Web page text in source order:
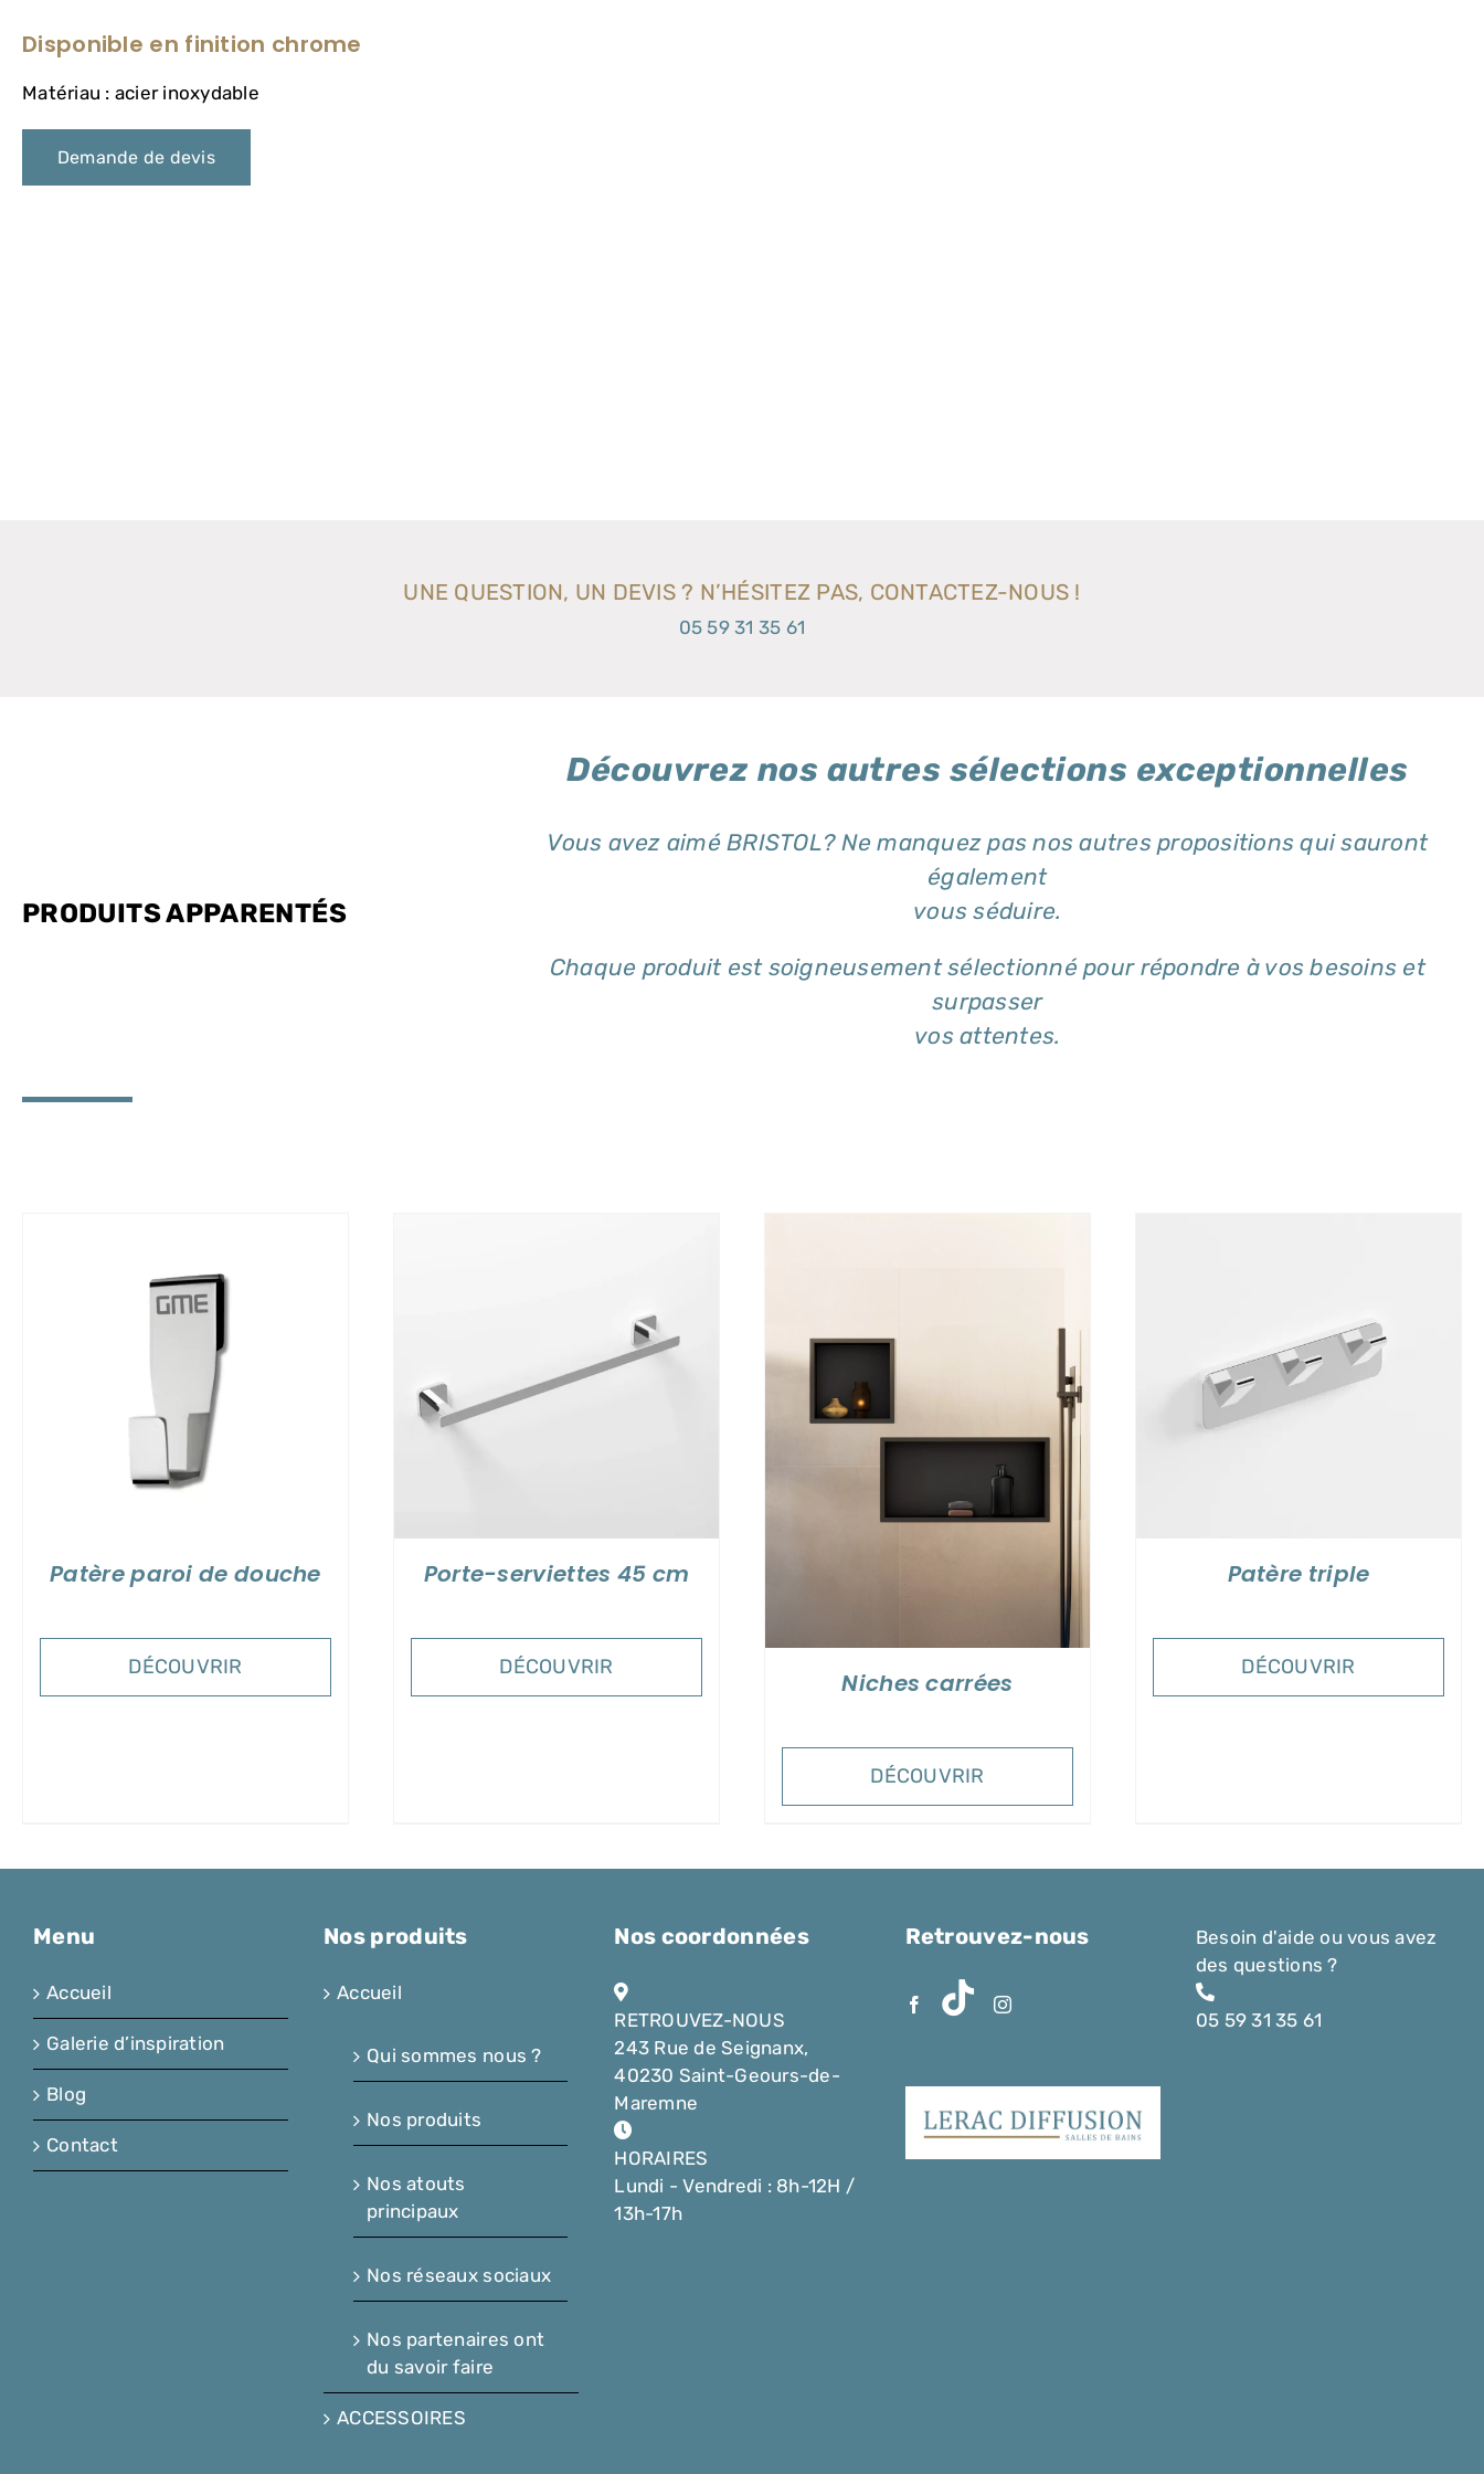
Disponible en finition chrome
Matériau : acier inoxydable
Demande de devis
UNE QUESTION, UN DEVIS ? N’HÉSITEZ PAS, CONTACTEZ-NOUS !
05 59 31 35 61
Découvrez nos autres sélections exceptionnelles
Vous avez aimé BRISTOL? Ne manquez pas nos autres propositions qui sauront
également
vous séduire.
Chaque produit est soigneusement sélectionné pour répondre à vos besoins et
surpasser
vos attentes.
PRODUITSAPPARENTÉS
Patère paroi de douche
DÉCOUVRIR
DÉTAILS
Porte-serviettes 45 cm
DÉCOUVRIR
Niches carrées
DÉCOUVRIR
Patère triple
DÉCOUVRIR
Menu
Accueil
Galerie d’inspiration
Blog
Contact
Nos produits
Accueil
Qui sommes nous ?
Nos produits
Nos atouts
principaux
Nos réseaux sociaux
Nos partenaires ont
du savoir faire
ACCESSOIRES
Nos coordonnées
RETROUVEZ-NOUS
243 Rue de Seignanx,
40230 Saint-Geours-de-
Maremne
HORAIRES
Lundi - Vendredi : 8h-12H /
13h-17h
Retrouvez-nous
Besoin d'aide ou vous avez
des questions ?
05 59 31 35 61